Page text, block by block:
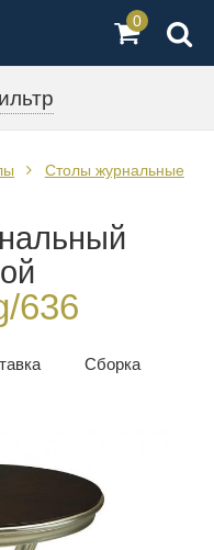
0
Столы журнальные
636
Сборка